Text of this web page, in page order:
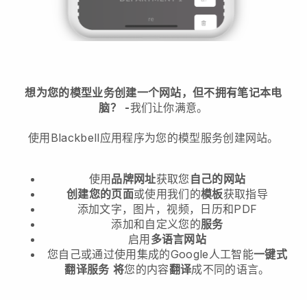
想为您的模型业务创建一个网站，但不拥有笔记本电
脑？
-我们让你满意。
使用Blackbell应用程序为您的模型服务创建网站。
使用品牌网址获取您 自己的网站
创建您的页面或使用我们的模板获取指导
添加文字，图片，视频，日历和PDF
添加和自定义您的服务
启用多语言网站
您自己或通过使用集成的Google人工智能一键式
翻译服务 将您的内容翻译成不同的语言。